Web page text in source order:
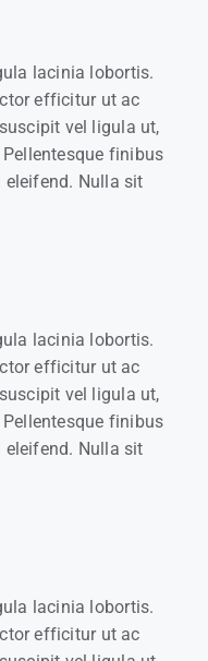
lacinia lobortis.
efficitur ut ac
vel ligula ut,
finibus
Nulla sit
lacinia lobortis.
efficitur ut ac
vel ligula ut,
finibus
Nulla sit
lacinia lobortis.
efficitur ut ac